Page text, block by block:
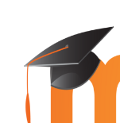
Moodle